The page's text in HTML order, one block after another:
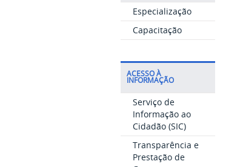
Especialização
Capacitação
ACESSO À
INFORMAÇÃO
Serviço de
Informação ao
Cidadão (SIC)
Transparência e
Prestação de